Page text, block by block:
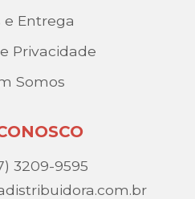
e Entrega
Privacidade
Somos
3209-9595